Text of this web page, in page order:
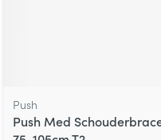
Push
Push Med